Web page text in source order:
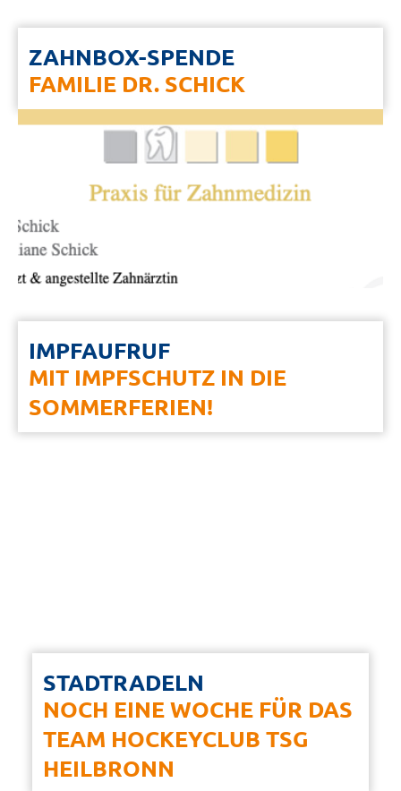
ZAHNBOX-SPENDE
FAMILIE DR. SCHICK
IMPFAUFRUF
MIT IMPFSCHUTZ IN DIE
SOMMERFERIEN!
STADTRADELN
NOCH EINE WOCHE FÜR DAS
TEAM HOCKEYCLUB TSG
HEILBRONN